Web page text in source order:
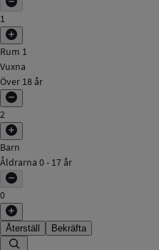
1
Rum 1
Vuxna
Över 18 år
2
Barn
Åldrarna 0 - 17 år
0
Återställ Bekräfta